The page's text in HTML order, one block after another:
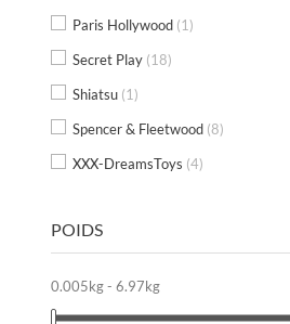
Paris Hollywood (1)
Secret Play (18)
Shiatsu (1)
Spencer & Fleetwood (8)
XXX-DreamsToys (4)
POIDS
0.005kg - 6.97kg